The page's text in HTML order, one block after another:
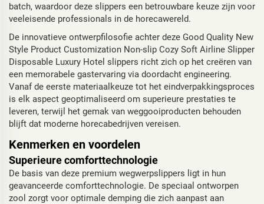
batch, waardoor deze slippers een betrouwbare keuze zijn voor
veeleisende professionals in de horecawereld.
De innovatieve ontwerpfilosofie achter deze Good Quality New
Style Product Customization Non-slip Cozy Soft Airline Slipper
Disposable Luxury Hotel slippers richt zich op het creëren van
een memorabele gastervaring via doordacht engineering.
Vanaf de eerste materiaalkeuze tot het eindverpakkingsproces
is elk aspect geoptimaliseerd om superieure prestaties te
leveren, terwijl het gemak van weggooiproducten behouden
blijft dat moderne horecabedrijven vereisen.
Kenmerken en voordelen
Superieure comforttechnologie
De basis van deze premium wegwerpslippers ligt in hun
geavanceerde comforttechnologie. De speciaal ontworpen
zool zorgt voor optimale demping die zich aanpast aan